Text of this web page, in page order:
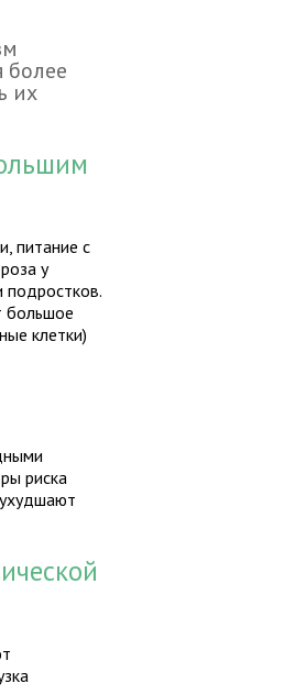
более
их
питание с
у
подростков.
большое
клетки)
риска